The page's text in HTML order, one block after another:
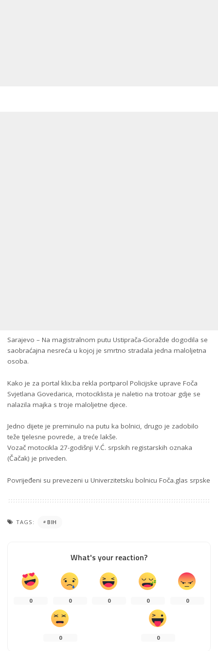
Sarajevo – Na magistralnom putu Ustiprača-Goražde dogodila se
saobraćajna nesreća u kojoj je smrtno stradala jedna maloljetna
osoba.
Kako je za portal klix.ba rekla portparol Policijske uprave Foča
Svjetlana Govedarica, motociklista je naletio na trotoar gdje se
nalazila majka s troje maloljetne djece.
Jedno dijete je preminulo na putu ka bolnici, drugo je zadobilo
teže tjelesne povrede, a treće lakše.
Vozač motocikla 27-godišnji V.Ć. srpskih registarskih oznaka
(Čačak) je priveden.
Povrijeđeni su prevezeni u Univerzitetsku bolnicu Foča.glas srpske
TAGS: BIH
What's your reaction?
0 0 0 0 0
0 0